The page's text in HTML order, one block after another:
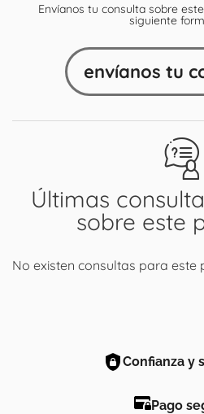
Últimas
sobre este
No existen consultas para este
Envíanos tu consulta sobre
siguiente
envíanos tu
Confianza y
Pago